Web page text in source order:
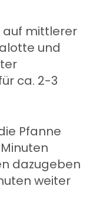
auf mittlerer
und
ca. 2-3
Pfanne
dazugeben
weiter